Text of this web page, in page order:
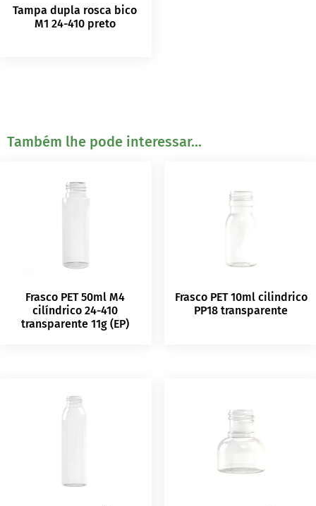
Tampa dupla rosca bico
M1 24-410 preto
Também lhe pode interessar...
Frasco PET 50ml M4
cilíndrico 24-410
transparente 11g (EP)
Frasco PET 10ml cilindrico
PP18 transparente